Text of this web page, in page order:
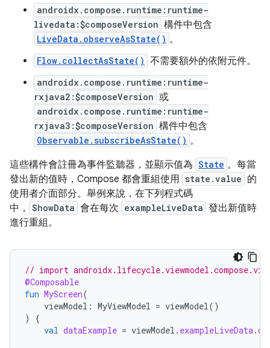
androidx.compose.runtime:runtime-
livedata:$composeVersion 構件中包含
LiveData.observeAsState() 。
Flow.collectAsState() 不需要額外的依附元件。
androidx.compose.runtime:runtime-
rxjava2:$composeVersion 或
androidx.compose.runtime:runtime-
rxjava3:$composeVersion 構件中包含
Observable.subscribeAsState() 。
這些構件會註冊為事件監聽器，並顯示值為 State 。每當
發出新的值時，Compose 都會重組使用 state.value 的
使用者介面部分。舉例來說，在下列程式碼
中，
ShowData 會在每次 exampleLiveData 發出新值時
進行重組。
// import
@Composable
fun MyScreen(
viewModel : MyViewModel = viewModel()
)
{
val dataExample = viewModel . exampleLiveData.